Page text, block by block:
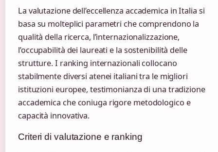
La valutazione dell’eccellenza accademica in Italia si
basa su molteplici parametri che comprendono la
qualità della ricerca, l’internazionalizzazione,
l’occupabilità dei laureati e la sostenibilità delle
strutture. I ranking internazionali collocano
stabilmente diversi atenei italiani tra le migliori
istituzioni europee, testimonianza di una tradizione
accademica che coniuga rigore metodologico e
capacità innovativa.
Criteri di valutazione e ranking